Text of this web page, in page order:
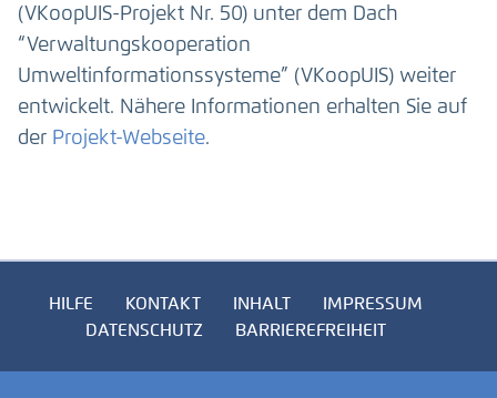
(VKoopUIS-Projekt Nr. 50) unter dem Dach
“Verwaltungskooperation
Umweltinformationssysteme” (VKoopUIS) weiter
entwickelt. Nähere Informationen erhalten Sie auf
der Projekt-Webseite.
HILFE KONTAKT INHALT
IMPRESSUM
DATENSCHUTZ
BARRIEREFREIHEIT